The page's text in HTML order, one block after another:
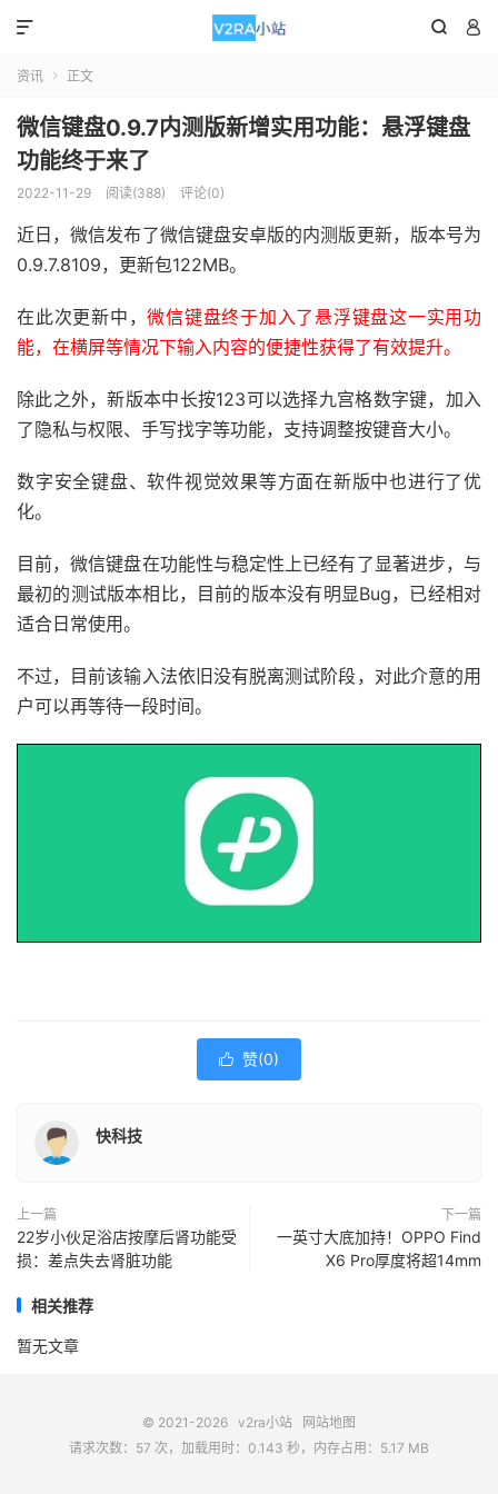
 

资讯  正文
微信键盘0.9.7内测版新增实用功能：悬浮键盘
功能终于来了
2022-11-29 阅读(388) 评论(0)
近日，微信发布了微信键盘安卓版的内测版更新，版本号为
0.9.7.8109，更新包122MB。
在此次更新中，微信键盘终于加入了悬浮键盘这一实用功
能，在横屏等情况下输入内容的便捷性获得了有效提升。
除此之外，新版本中长按123可以选择九宫格数字键，加入
了隐私与权限、手写找字等功能，支持调整按键音大小。
数字安全键盘、软件视觉效果等方面在新版中也进行了优
化。
目前，微信键盘在功能性与稳定性上已经有了显著进步，与
最初的测试版本相比，目前的版本没有明显Bug，已经相对
适合日常使用。
不过，目前该输入法依旧没有脱离测试阶段，对此介意的用
户可以再等待一段时间。
 赞(0)
快科技
上一篇
22岁小伙足浴店按摩后肾功能受
损：差点失去肾脏功能
下一篇
一英寸大底加持！OPPO Find
X6 Pro厚度将超14mm
相关推荐
暂无文章
© 2021-2026 v2ra小站
网站地图
请求次数：57 次，加载用时：0.143 秒，内存占用：5.17 MB